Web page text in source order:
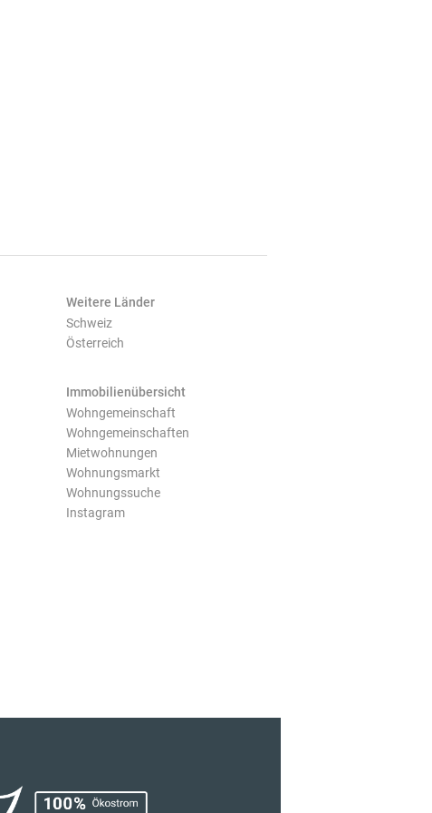
Weitere Länder
Schweiz
Österreich
Immobilienübersicht
Wohngemeinschaft
Wohngemeinschaften
Mietwohnungen
Wohnungsmarkt
Wohnungssuche
Instagram